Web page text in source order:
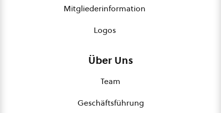
Mitgliederinformation
Logos
Über Uns
Team
Geschäftsführung